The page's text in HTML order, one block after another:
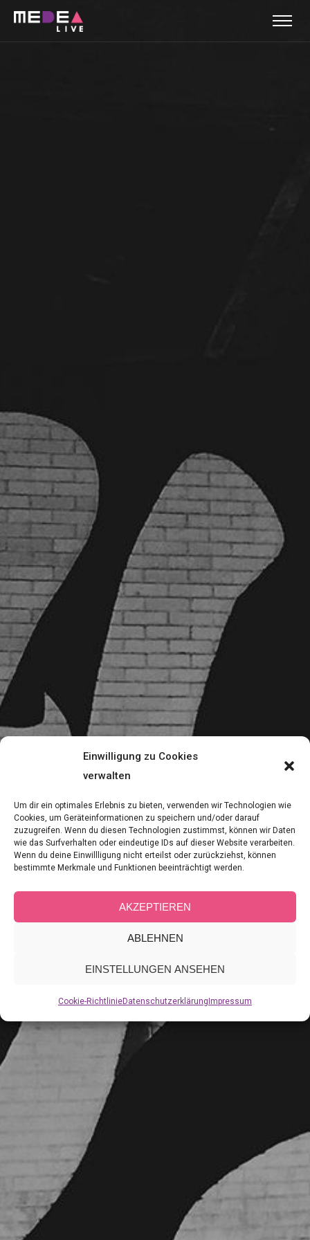
Einwilligung zu Cookies
verwalten
Um dir ein optimales Erlebnis zu bieten, verwenden wir Technologien wie
Cookies, um Geräteinformationen zu speichern und/oder darauf
zuzugreifen. Wenn du diesen Technologien zustimmst, können wir Daten
wie das Surfverhalten oder eindeutige IDs auf dieser Website verarbeiten.
Wenn du deine Einwillligung nicht erteilst oder zurückziehst, können
bestimmte Merkmale und Funktionen beeinträchtigt werden.
AKZEPTIEREN
ABLEHNEN
EINSTELLUNGEN ANSEHEN
Cookie-RichtlinieDatenschutzerklärung Impressum
August 2018
View all on this date
written articles further
down below.